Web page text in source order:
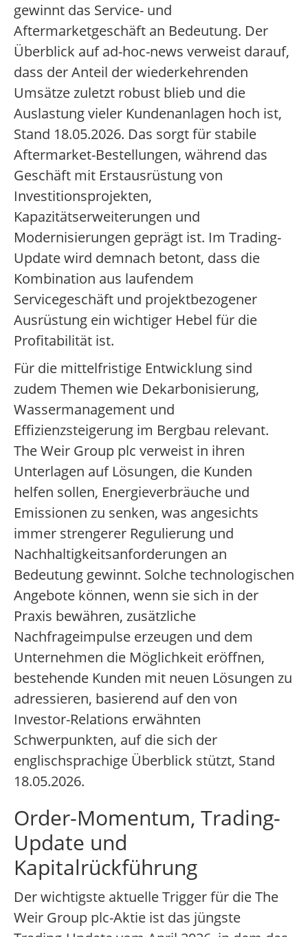
gewinnt das Service- und
Aftermarketgeschäft an Bedeutung. Der
Überblick auf ad-hoc-news verweist darauf,
dass der Anteil der wiederkehrenden
Umsätze zuletzt robust blieb und die
Auslastung vieler Kundenanlagen hoch ist,
Stand 18.05.2026. Das sorgt für stabile
Aftermarket-Bestellungen, während das
Geschäft mit Erstausrüstung von
Investitionsprojekten,
Kapazitätserweiterungen und
Modernisierungen geprägt ist. Im Trading-
Update wird demnach betont, dass die
Kombination aus laufendem
Servicegeschäft und projektbezogener
Ausrüstung ein wichtiger Hebel für die
Profitabilität ist.
Für die mittelfristige Entwicklung sind
zudem Themen wie Dekarbonisierung,
Wassermanagement und
Effizienzsteigerung im Bergbau relevant.
The Weir Group plc verweist in ihren
Unterlagen auf Lösungen, die Kunden
helfen sollen, Energieverbräuche und
Emissionen zu senken, was angesichts
immer strengerer Regulierung und
Nachhaltigkeitsanforderungen an
Bedeutung gewinnt. Solche technologischen
Angebote können, wenn sie sich in der
Praxis bewähren, zusätzliche
Nachfrageimpulse erzeugen und dem
Unternehmen die Möglichkeit eröffnen,
bestehende Kunden mit neuen Lösungen zu
adressieren, basierend auf den von
Investor-Relations erwähnten
Schwerpunkten, auf die sich der
englischsprachige Überblick stützt, Stand
18.05.2026.
Order-Momentum, Trading-
Update und
Kapitalrückführung
Der wichtigste aktuelle Trigger für die The
Weir Group plc-Aktie ist das jüngste